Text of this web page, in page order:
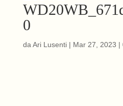
0
da Ari Lusenti| Mar 27, 2023 |